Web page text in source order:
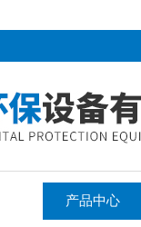
产品中心